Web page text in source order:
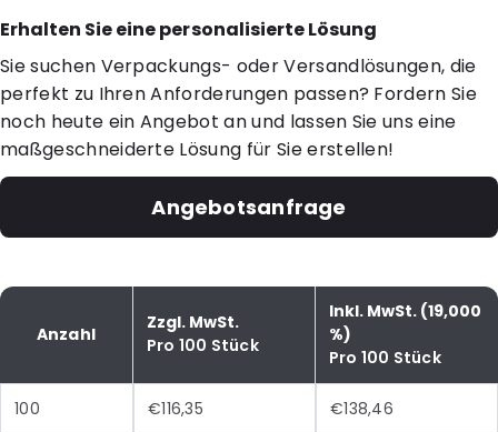
Erhalten Sie eine personalisierte Lösung
Sie suchen Verpackungs- oder Versandlösungen, die
perfekt zu Ihren Anforderungen passen? Fordern Sie
noch heute ein Angebot an und lassen Sie uns eine
maßgeschneiderte Lösung für Sie erstellen!
Angebotsanfrage
Anzahl
Zzgl. MwSt.
Pro 100 Stück
Inkl. MwSt. (19,000
%)
Pro 100 Stück
100 €116,35 €138,46